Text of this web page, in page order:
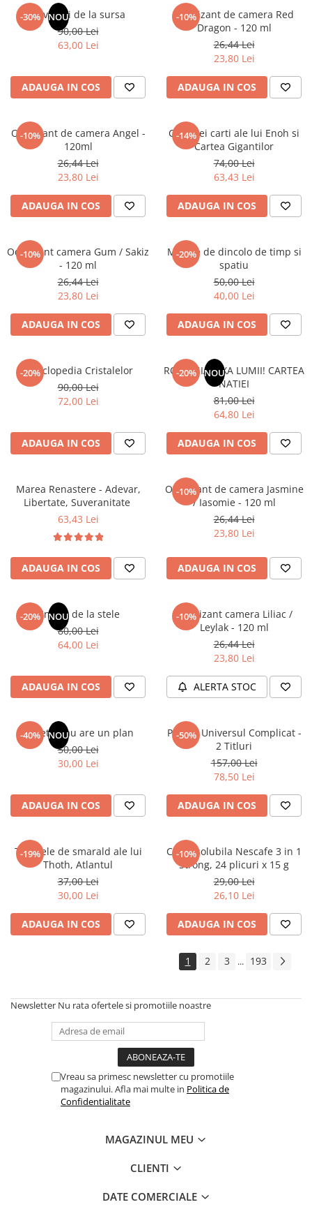
Medicina & Farmacie
Medicina Pentru Toti
Sport
Terapii Alternative
AudioBook
Beletristica
Biografii, Memorii, Jurnale
Carti erotice
Adult
Crime, Thriller, Mistery
Literatura Romana
Poezie
romantice
Senzatii/Dragoste
Senzatii/Erotic
Senzatii/Thriller
Teatru
Teens Book Club
Birotica & Papetarie
Adezivi si benzi adezive
Accesorii Arhivare
Instrumente de scris
Organizare si Arhivare
Articole scolare
Arta
Caiete si Carnetele scolare
Ghiozdane si Penare scolare
Instrumente si Truse Geometrie
Seturi scolare
Calculator
Consumabile & Accesorii
Cadouri
Carti in dar
Literatura Romana
Carte Prescolara, Joc
Carti cartonate
-30% NOU
Revelatii de la sursa
90,00 Lei
63,00 Lei
ADAUGA IN COS
-10%
Odorizant de camera Red
Dragon - 120 ml
26,44 Lei
23,80 Lei
ADAUGA IN COS
-10%
Odorizant de camera Angel -
120ml
26,44 Lei
23,80 Lei
ADAUGA IN COS
-14%
Cele trei carti ale lui Enoh si
Cartea Gigantilor
74,00 Lei
63,43 Lei
ADAUGA IN COS
-10%
Odorizant camera Gum / Sakiz
- 120 ml
26,44 Lei
23,80 Lei
ADAUGA IN COS
-20%
Mesaje de dincolo de timp si
spatiu
50,00 Lei
40,00 Lei
ADAUGA IN COS
-20%
Enciclopedia Cristalelor
90,00 Lei
72,00 Lei
ADAUGA IN COS
-20% NOU
ROMANIA, AXA LUMII! CARTEA
NATIEI
81,00 Lei
64,80 Lei
ADAUGA IN COS
Marea Renastere - Adevar,
Libertate, Suveranitate
63,43 Lei
ADAUGA IN COS
-10%
Odorizant de camera Jasmine
/ Iasomie - 120 ml
26,44 Lei
23,80 Lei
ADAUGA IN COS
-20% NOU
Un dar de la stele
80,00 Lei
64,00 Lei
ADAUGA IN COS
-10%
Odorizant camera Liliac /
Leylak - 120 ml
26,44 Lei
23,80 Lei
ALERTA STOC
-40% NOU
Sufletul tau are un plan
50,00 Lei
30,00 Lei
ADAUGA IN COS
-50%
Pachet Universul Complicat -
2 Titluri
157,00 Lei
78,50 Lei
ADAUGA IN COS
-19%
Tablitele de smarald ale lui
Thoth, Atlantul
37,00 Lei
30,00 Lei
ADAUGA IN COS
-10%
Cafea solubila Nescafe 3 in 1
Strong, 24 plicuri x 15 g
29,00 Lei
26,10 Lei
ADAUGA IN COS
1 2 3 ... 193
Newsletter Nu rata ofertele si promotiile noastre
Vreau sa primesc newsletter cu promotiile
magazinului. Afla mai multe in Politica de
Confidentialitate
MAGAZINUL MEU
CLIENTI
DATE COMERCIALE